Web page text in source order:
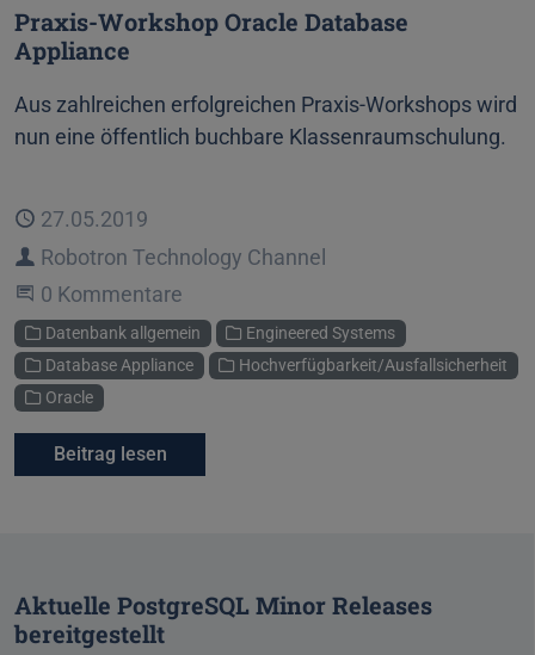
Praxis-Workshop Oracle Database
Appliance
Aus zahlreichen erfolgreichen Praxis-Workshops wird
nun eine öffentlich buchbare Klassenraumschulung.
Veröffentlicht
27.05.2019
Autor
Robotron Technology Channel
Beginne eine Unterhaltung
0 Kommentare
Kategorien
Datenbank allgemein
Engineered Systems
Database Appliance
Hochverfügbarkeit/Ausfallsicherheit
Oracle
Beitrag lesen
Aktuelle PostgreSQL Minor Releases
bereitgestellt